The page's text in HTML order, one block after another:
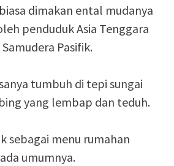
dimakan ental mudanya
penduduk Asia Tenggara
Pasifik.
tumbuh di tepi sungai
yang lembap dan teduh.
sebagai menu rumahan
umumnya.